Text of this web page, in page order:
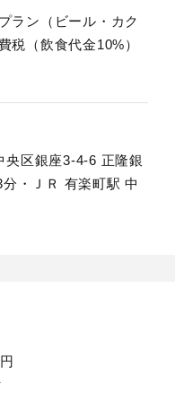
ラン（ビール・カク
税（飲食代金10%）
央区銀座3-4-6 正隆銀
・ＪＲ 有楽町駅 中
円